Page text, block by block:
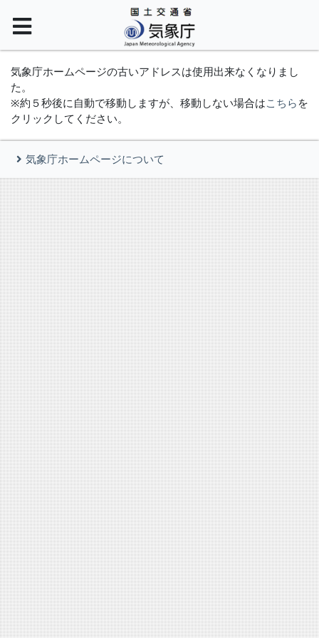
気象庁ホームページの古いアドレスは使用出来なくなりまし
た。
※約５秒後に自動で移動しますが、移動しない場合はこちら を
クリックしてください。
気象庁ホームページについて